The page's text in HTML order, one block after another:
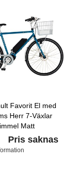
Favorit El med
Herr 7-Växlar
Matt
Pris saknas